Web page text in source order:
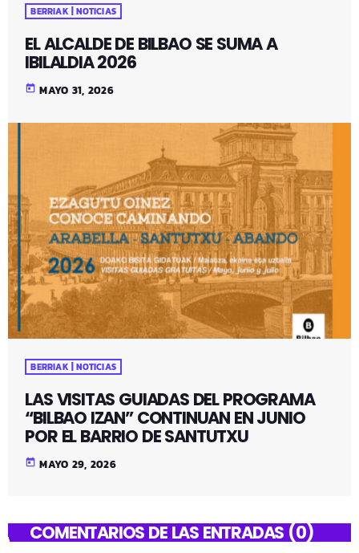
BERRIAK | NOTICIAS
EL ALCALDE DE BILBAO SE SUMA A
IBILALDIA 2026
today MAYO 31, 2026
BERRIAK | NOTICIAS
LAS VISITAS GUIADAS DEL PROGRAMA
“BILBAO IZAN” CONTINUAN EN JUNIO
POR EL BARRIO DE SANTUTXU
today MAYO 29, 2026
COMENTARIOS DE LAS ENTRADAS (0)